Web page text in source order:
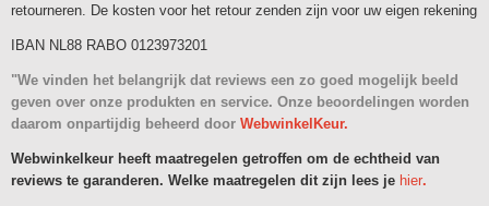
retourneren. De kosten voor het retour zenden zijn voor uw eigen rekening
IBAN NL88 RABO 0123973201
"We vinden het belangrijk dat reviews een zo goed mogelijk beeld
geven over onze produkten en service. Onze beoordelingen worden
daarom onpartijdig beheerd door WebwinkelKeur.
Webwinkelkeur heeft maatregelen getroffen om de echtheid van
reviews te garanderen. Welke maatregelen dit zijn lees je hier.